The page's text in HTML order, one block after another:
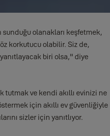
olanakları keşfetmek,
korkutucu olabilir. Siz de,
biri olsa," diye
tutmak ve kendi akıllı evinizi ne
için akıllı ev güvenliğiyle
sizler için yanıtlıyor.